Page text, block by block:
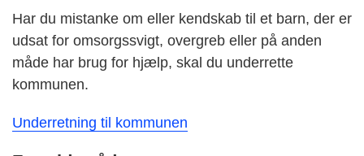
Har du mistanke om eller kendskab til et barn, der er
udsat for omsorgssvigt, overgreb eller på anden
måde har brug for hjælp, skal du underrette
kommunen.
Underretning til kommunen